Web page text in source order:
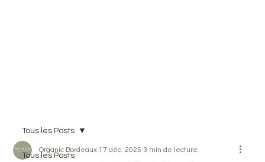
Tous les Posts
Tous les Posts
Organic Bordeaux 17 déc. 2025 3 min de lecture